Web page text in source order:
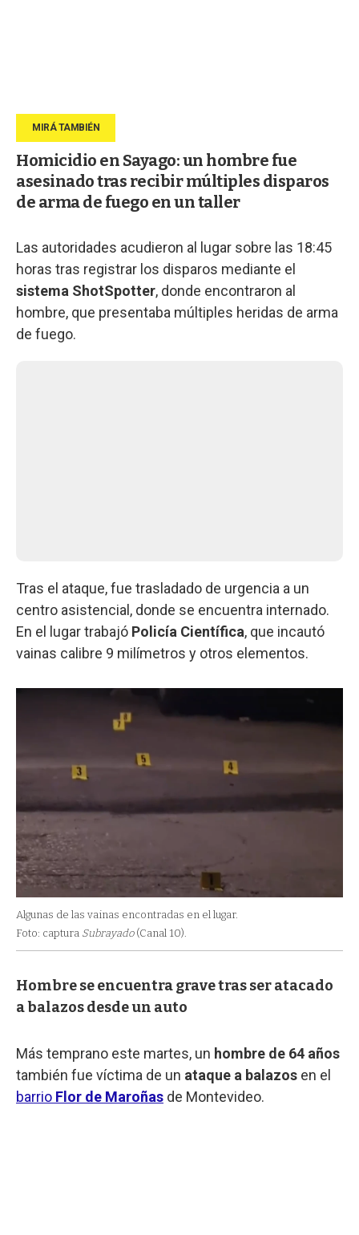
Homicidio en Sayago: un hombre fue
asesinado tras recibir múltiples disparos
de arma de fuego en un taller
Las autoridades acudieron al lugar sobre las 18:45
horas tras registrar los disparos mediante el
sistema ShotSpotter, donde encontraron al
hombre, que presentaba múltiples heridas de arma
de fuego.
Tras el ataque, fue trasladado de urgencia a un
centro asistencial, donde se encuentra internado.
En el lugar trabajó Policía Científica, que incautó
vainas calibre 9 milímetros y otros elementos.
Algunas de las vainas encontradas en el lugar.
Foto: captura Subrayado(Canal 10).
Hombre se encuentra grave tras ser atacado
a balazos desde un auto
Más temprano este martes, un hombre de 64 años
también fue víctima de un ataque a balazos en el
barrio Flor de Maroñas de Montevideo.